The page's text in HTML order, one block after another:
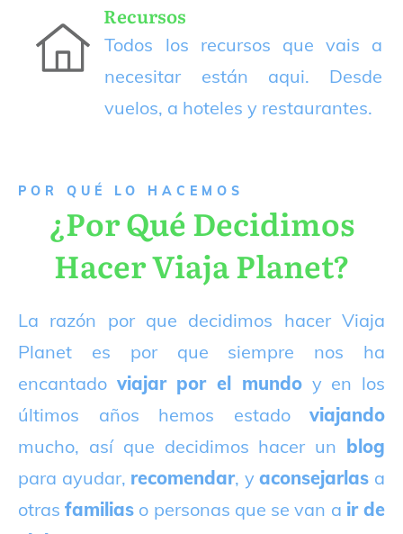
Recursos
Todos los recursos que vais a
necesitar están aqui. Desde
vuelos, a hoteles y restaurantes.
P OR QUÉ LO HACEMOS
¿Por Qué Decidimos
Hacer Viaja Planet?
La razón por que decidimos hacer Viaja
Planet es por que siempre nos ha
encantado viajar por el mundoy en los
últimos años hemos estado viajando
mucho, así que decidimos hacer un blog
para ayudar, recomendar, yaconsejarlas a
otrasfamilias o personas que se van a ir de